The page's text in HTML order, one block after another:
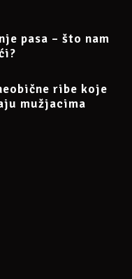
pasa – što nam
ribe koje
mužjacima